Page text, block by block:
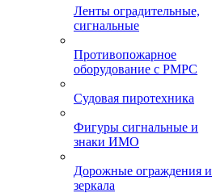
Ленты оградительные,
сигнальные
Противопожарное
оборудование с РМРС
Судовая пиротехника
Фигуры сигнальные и
знаки ИМО
Дорожные ограждения и
зеркала